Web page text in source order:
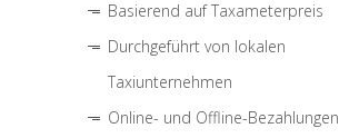
Basierend auf Taxameterpreis
Durchgeführt von lokalen
Taxiunternehmen
Online- und Offline-Bezahlungen